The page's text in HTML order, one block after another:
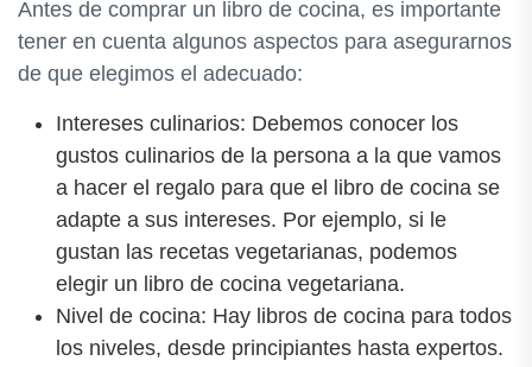
Antes de comprar un libro de cocina, es importante
tener en cuenta algunos aspectos para asegurarnos
de que elegimos el adecuado:
Intereses culinarios: Debemos conocer los
gustos culinarios de la persona a la que vamos
a hacer el regalo para que el libro de cocina se
adapte a sus intereses. Por ejemplo, si le
gustan las recetas vegetarianas, podemos
elegir un libro de cocina vegetariana.
Nivel de cocina: Hay libros de cocina para todos
los niveles, desde principiantes hasta expertos.